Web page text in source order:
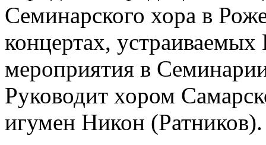
Семинарского хора в
концертах,
мероприятия в
Руководит хором
игумен Никон (Ратников).